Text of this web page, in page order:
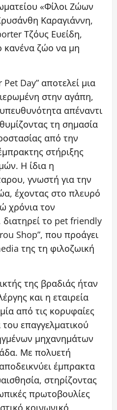
«Φίλοι Ζώων
Καραγιάννη,
Τζόυς Ευείδη,
κανένα ζώο να μη
Day” αποτελεί μια
στην αγάπη,
απέναντι
τη σημασία
από την
στήριξης
Η ίδια η
γνωστή για την
έχοντας στο πλευρό
χρόνια τον
διατηρεί το pet friendly
Shop”, που προάγει
της τη φιλοζωική
της βραδιάς ήταν
και η εταιρεία
από τις κορυφαίες
του επαγγελματικού
μηχανημάτων
Με πολυετή
έμπρακτα
στηρίζοντας
πρωτοβουλίες